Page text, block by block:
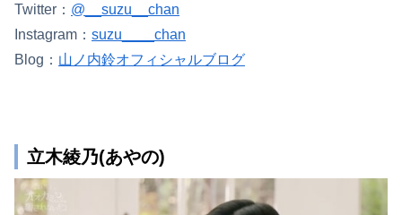
Twitter： @__suzu__chan
Instagram： suzu____chan
Blog： 山ノ内鈴オフィシャルブログ
立木綾乃(あやの)